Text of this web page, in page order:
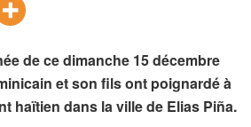
de ce dimanche 15 décembre
et son fils ont poignardé à
haïtien dans la ville de Elias Piña.